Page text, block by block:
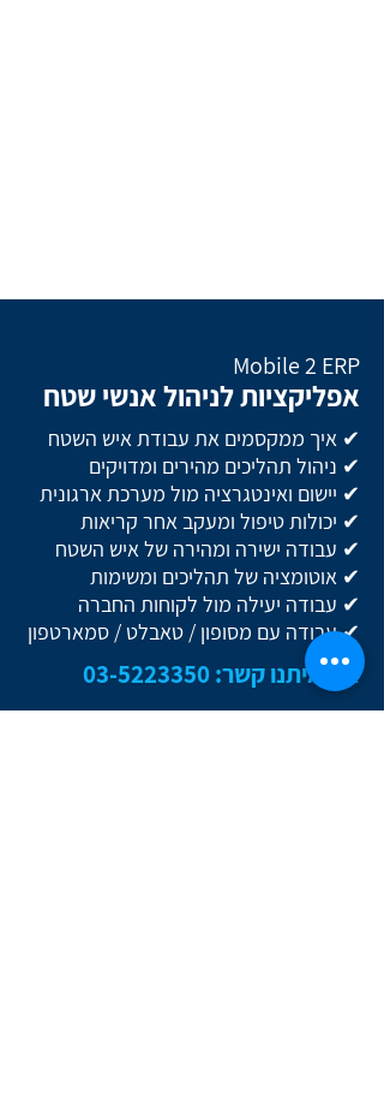
Mobile 2 ERP
אפליקציות לניהול אנשי שטח
✔ איך ממקסמים את עבודת איש השטח
✔ ניהול תהליכים מהירים ומדויקים
✔ יישום ואינטגרציה מול מערכת ארגונית
✔ יכולות טיפול ומעקב אחר קריאות
✔ עבודה ישירה ומהירה של איש השטח
✔ אוטומציה של תהליכים ומשימות
✔ עבודה יעילה מול לקוחות החברה
✔ עבודה עם מסופון / טאבלט / סמארטפון
צרו איתנו קשר:03-5223350